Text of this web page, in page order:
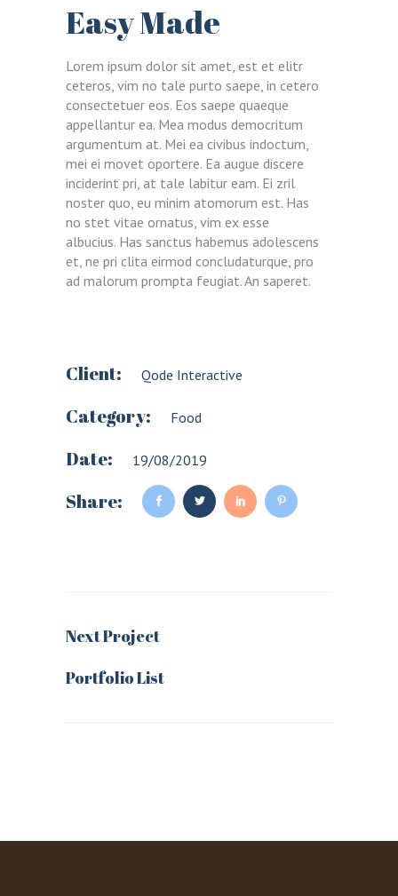
Easy Made
Lorem ipsum dolor sit amet, est et elitr
ceteros, vim no tale purto saepe, in cetero
consectetuer eos. Eos saepe quaeque
appellantur ea. Mea modus democritum
argumentum at. Mei ea civibus indoctum,
mei ei movet oportere. Ea augue discere
inciderint pri, at tale labitur eam. Ei zril
noster quo, eu minim atomorum est. Has
no stet vitae ornatus, vim ex esse
albucius. Has sanctus habemus adolescens
et, ne pri clita eirmod concludaturque, pro
ad malorum prompta feugiat. An saperet.
Client: Qode Interactive
Category: Food
Date: 19/08/2019
Share:
Next Project
Portfolio List